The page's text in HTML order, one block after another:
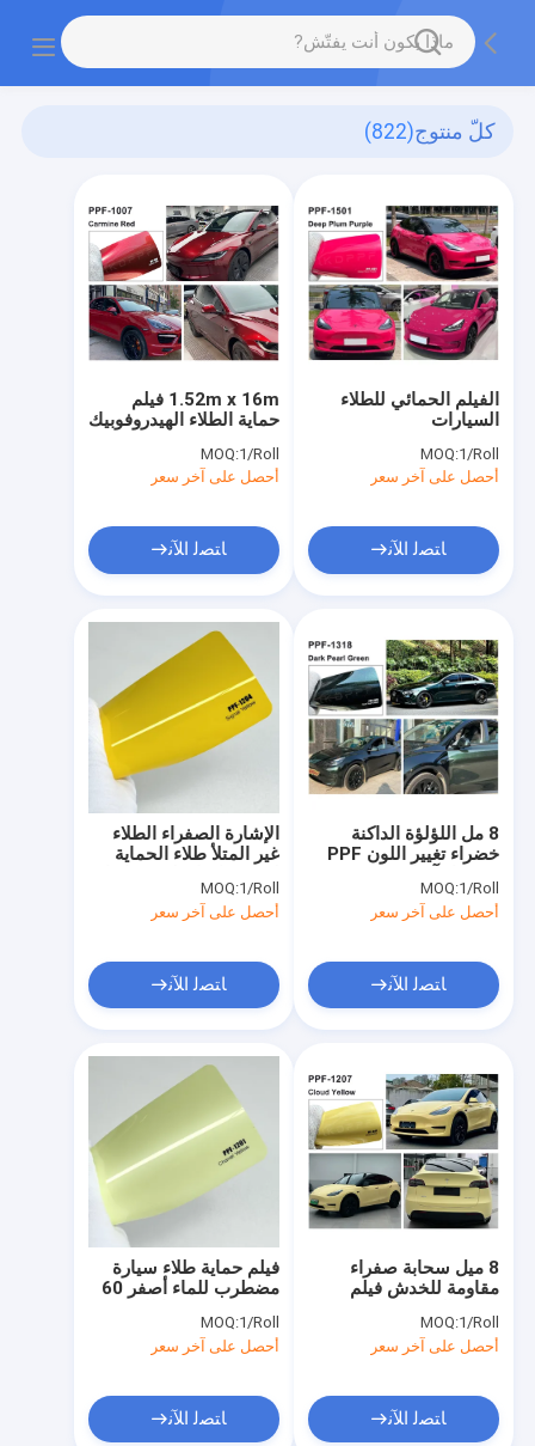
كلّ منتوج(822)
1.52m x 16m فيلم
حماية الطلاء الهيدروفوبيك
MOQ:1/Roll
أحصل على آخر سعر
ﺎﺘﺼﻟ ﺍﻶﻧ
الفيلم الحمائي للطلاء
السيارات
MOQ:1/Roll
أحصل على آخر سعر
ﺎﺘﺼﻟ ﺍﻶﻧ
الإشارة الصفراء الطلاء
غير المتلأ طلاء الحماية
خالية من البقع
MOQ:1/Roll
أحصل على آخر سعر
ﺎﺘﺼﻟ ﺍﻶﻧ
8 مل اللؤلؤة الداكنة
خضراء تغيير اللون PPF
MOQ:1/Roll
أحصل على آخر سعر
ﺎﺘﺼﻟ ﺍﻶﻧ
فيلم حماية طلاء سيارة
مضطرب للماء أصفر 60
المغطى بالسيارات
MOQ:1/Roll
أحصل على آخر سعر
ﺎﺘﺼﻟ ﺍﻶﻧ
8 ميل سحابة صفراء
مقاومة للخدش فيلم
القابل للقشرة مع غراء
آشلاند
MOQ:1/Roll
أحصل على آخر سعر
ﺎﺘﺼﻟ ﺍﻶﻧ